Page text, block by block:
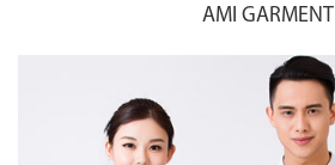
AMI GARMENT